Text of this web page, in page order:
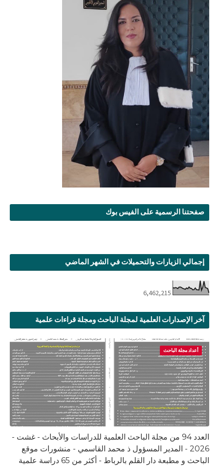
صفحتنا الرسمية على الفيس بوك
إجمالي الزيارات والتحميلات في الشهر الماضي
6,462,215
آخر الإصدارات العلمية لمجلة الباحث ومجلة قراءات علمية
أعداد مجلة الباحث
العدد 94 من مجلة الباحث العلمية للدراسات والأبحاث - غشت -
2026 - المدير المسؤول ذ محمد القاسمي - منشورات موقع
الباحث و مطبعة دار القلم بالرباط - أكثر من 65 دراسة علمية